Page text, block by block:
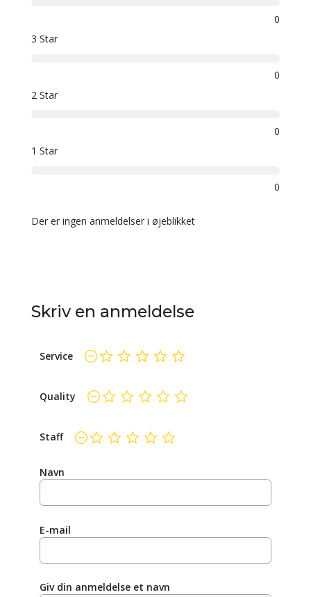
0
3 Star
0
2 Star
0
1 Star
0
Der er ingen anmeldelser i øjeblikket
Skriv en anmeldelse
Service
Quality
Staff
Navn
E-mail
Giv din anmeldelse et navn